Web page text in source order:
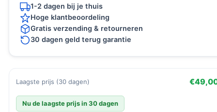
1-2 dagen bij je thuis
Hoge klantbeoordeling
Gratis verzending & retourneren
30 dagen geld terug garantie
Laagste prijs (30 dagen)
Nu de laagste prijs in 30 dagen